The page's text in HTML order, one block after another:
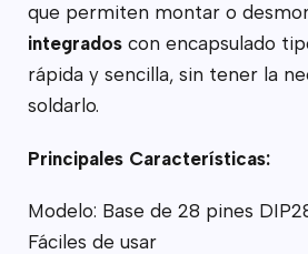
que permiten montar o
integradoscon encapsulado
rápida y sencilla, sin tener la
soldarlo.
Principales Características:
Modelo: Base de 28 pines
Fáciles de usar